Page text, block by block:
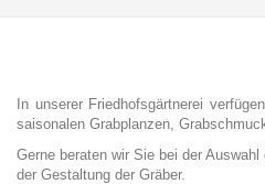
In unserer Friedhofsgärtnerei
saisonalen Grabplanzen,
Gerne beraten wir Sie bei der
der Gestaltung der Gräber.